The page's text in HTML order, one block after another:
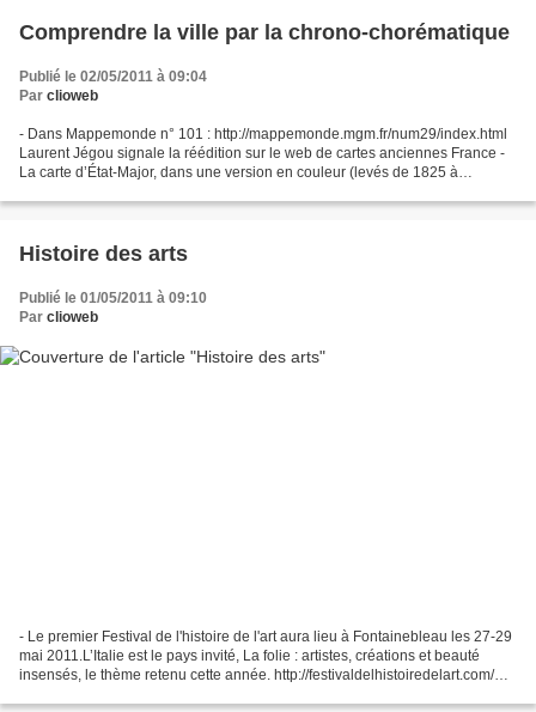
Comprendre la ville par la chrono-chorématique
Publié le 02/05/2011 à 09:04
Par clioweb
- Dans Mappemonde n° 101 : http://mappemonde.mgm.fr/num29/index.html
Laurent Jégou signale la réédition sur le web de cartes anciennes France -
La carte d’État-Major, dans une version en couleur (levés de 1825 à
Histoire des arts
Publié le 01/05/2011 à 09:10
Par clioweb
- Le premier Festival de l'histoire de l'art aura lieu à Fontainebleau les 27-29
mai 2011.L’Italie est le pays invité, La folie : artistes, créations et beauté
insensés, le thème retenu cette année. http://festivaldelhistoiredelart.com/